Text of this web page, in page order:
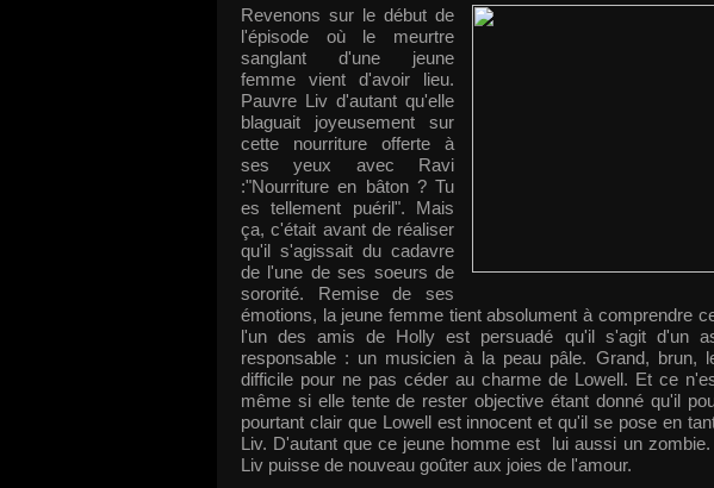
Revenons sur le début de
l'épisode où le meurtre
sanglant d'une jeune
femme vient d'avoir lieu.
Pauvre Liv d'autant qu'elle
blaguait joyeusement sur
cette nourriture offerte à
ses yeux avec Ravi
:"Nourriture en bâton ? Tu
es tellement puéril". Mais
ça, c'était avant de réaliser
qu'il s'agissait du cadavre
de l'une de ses soeurs de
sororité. Remise de ses
émotions, la jeune femme tient absolument à comprendre
l'un des amis de Holly est persuadé qu'il s'agit d'un
responsable : un musicien à la peau pâle. Grand, brun,
difficile pour ne pas céder au charme de Lowell. Et ce
même si elle tente de rester objective étant donné qu'il
pourtant clair que Lowell est innocent et qu'il se pose en
Liv. D'autant que ce jeune homme est lui aussi un
Liv puisse de nouveau goûter aux joies de l'amour.